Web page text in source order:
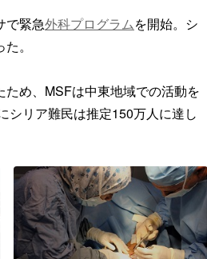
で緊急外科プログラムを開始。シ
。
め、MSFは中東地域での活動を
シリア難民は推定150万人に達し